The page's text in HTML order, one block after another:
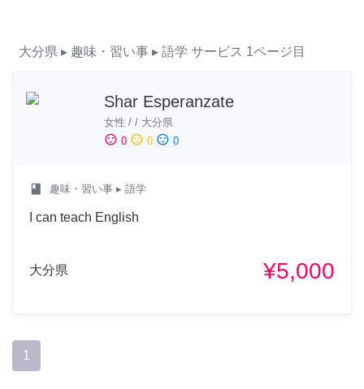
大分県 ▸ 趣味・習い事 ▸ 語学 サービス 1ページ目
Shar Esperanzate
女性 / / 大分県
sentiment_satisfied 0 sentiment_neutral 0 sentiment_dissatisfied 0
class 趣味・習い事 ▸ 語学
I can teach English
大分県 ¥5,000
1